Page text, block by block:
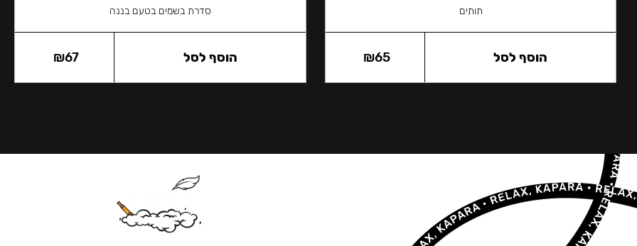
תותים
₪65 הוסף לסל
סדרת בשמים בטעם בננה
₪67 הוסף לסל